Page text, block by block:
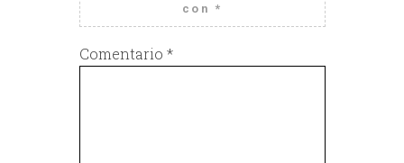
con *
Comentario *